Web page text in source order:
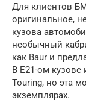
Для клиентов
оригинальное,
кузова
необычный
как Baur и
В E21-ом кузове
Touring, но эта
экземплярах.